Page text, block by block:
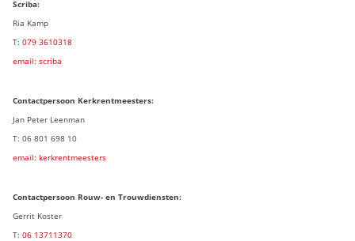
Scriba:
Ria Kamp
T: 079 3610318
email: scriba
Contactpersoon Kerkrentmeesters:
Jan Peter Leenman
T: 06 801 698 10
email: kerkrentmeesters
Contactpersoon Rouw- en Trouwdiensten:
Gerrit Koster
T: 06 13711370